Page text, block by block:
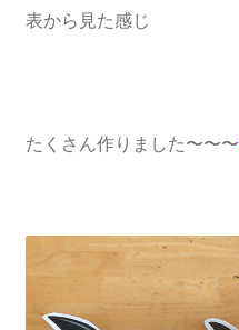
表から見た感じ
たくさん作りました〜〜〜